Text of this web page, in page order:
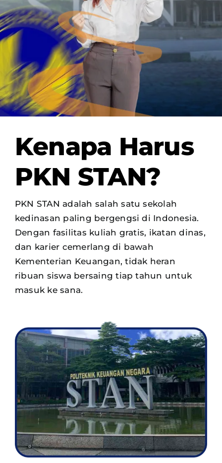
OUR PROGRAM
REGISTRATION
Kenapa Harus
PKN STAN?
PKN STAN adalah salah satu sekolah
kedinasan paling bergengsi di Indonesia.
Dengan fasilitas kuliah gratis, ikatan dinas,
dan karier cemerlang di bawah
Kementerian Keuangan, tidak heran
ribuan siswa bersaing tiap tahun untuk
masuk ke sana.